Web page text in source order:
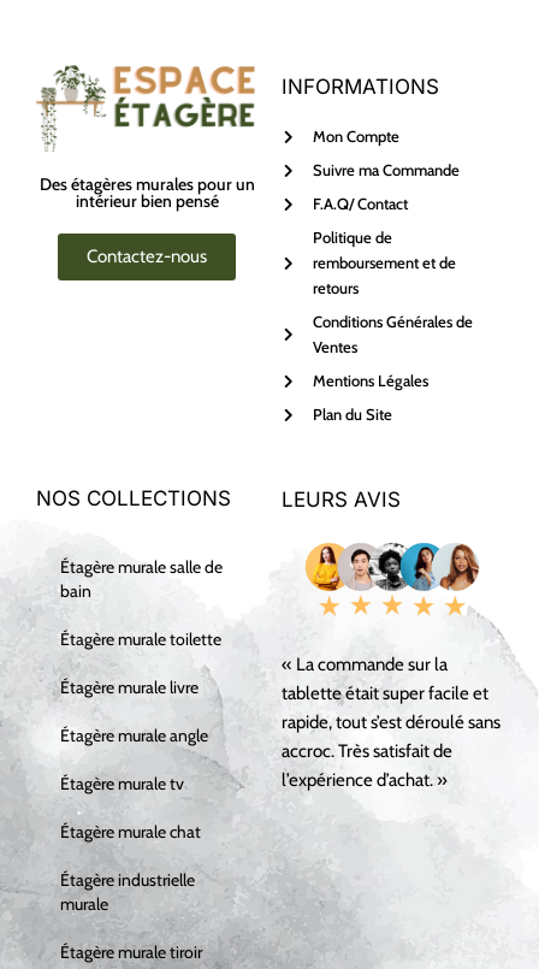
Des étagères murales pour un
intérieur bien pensé
Contactez-nous
INFORMATIONS
Mon Compte
Suivre ma Commande
F.A.Q/ Contact
Politique de
remboursement et de
retours
Conditions Générales de
Ventes
Mentions Légales
Plan du Site
NOS COLLECTIONS
Étagère murale salle de
bain
Étagère murale toilette
Étagère murale livre
Étagère murale angle
Étagère murale tv
Étagère murale chat
Étagère industrielle
murale
Étagère murale tiroir
LEURS AVIS
« La commande sur la
tablette était super facile et
rapide, tout s’est déroulé sans
accroc. Très satisfait de
l’expérience d’achat. »